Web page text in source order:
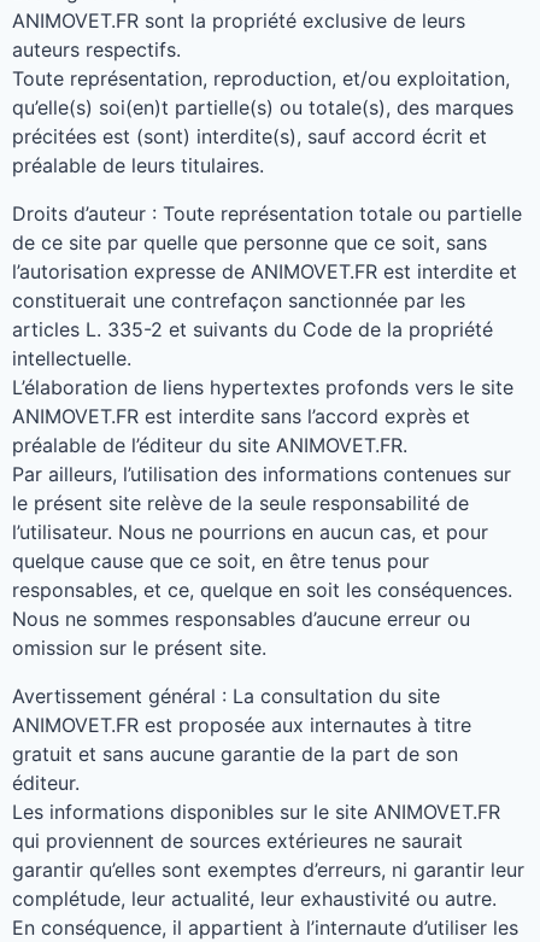
ANIMOVET.FR sont la propriété exclusive de leurs
auteurs respectifs.
Toute représentation, reproduction, et/ou exploitation,
qu’elle(s) soi(en)t partielle(s) ou totale(s), des marques
précitées est (sont) interdite(s), sauf accord écrit et
préalable de leurs titulaires.
Droits d’auteur : Toute représentation totale ou partielle
de ce site par quelle que personne que ce soit, sans
l’autorisation expresse de ANIMOVET.FR est interdite et
constituerait une contrefaçon sanctionnée par les
articles L. 335-2 et suivants du Code de la propriété
intellectuelle.
L’élaboration de liens hypertextes profonds vers le site
ANIMOVET.FR est interdite sans l’accord exprès et
préalable de l’éditeur du site ANIMOVET.FR.
Par ailleurs, l’utilisation des informations contenues sur
le présent site relève de la seule responsabilité de
l’utilisateur. Nous ne pourrions en aucun cas, et pour
quelque cause que ce soit, en être tenus pour
responsables, et ce, quelque en soit les conséquences.
Nous ne sommes responsables d’aucune erreur ou
omission sur le présent site.
Avertissement général : La consultation du site
ANIMOVET.FR est proposée aux internautes à titre
gratuit et sans aucune garantie de la part de son
éditeur.
Les informations disponibles sur le site ANIMOVET.FR
qui proviennent de sources extérieures ne saurait
garantir qu’elles sont exemptes d’erreurs, ni garantir leur
complétude, leur actualité, leur exhaustivité ou autre.
En conséquence, il appartient à l’internaute d’utiliser les